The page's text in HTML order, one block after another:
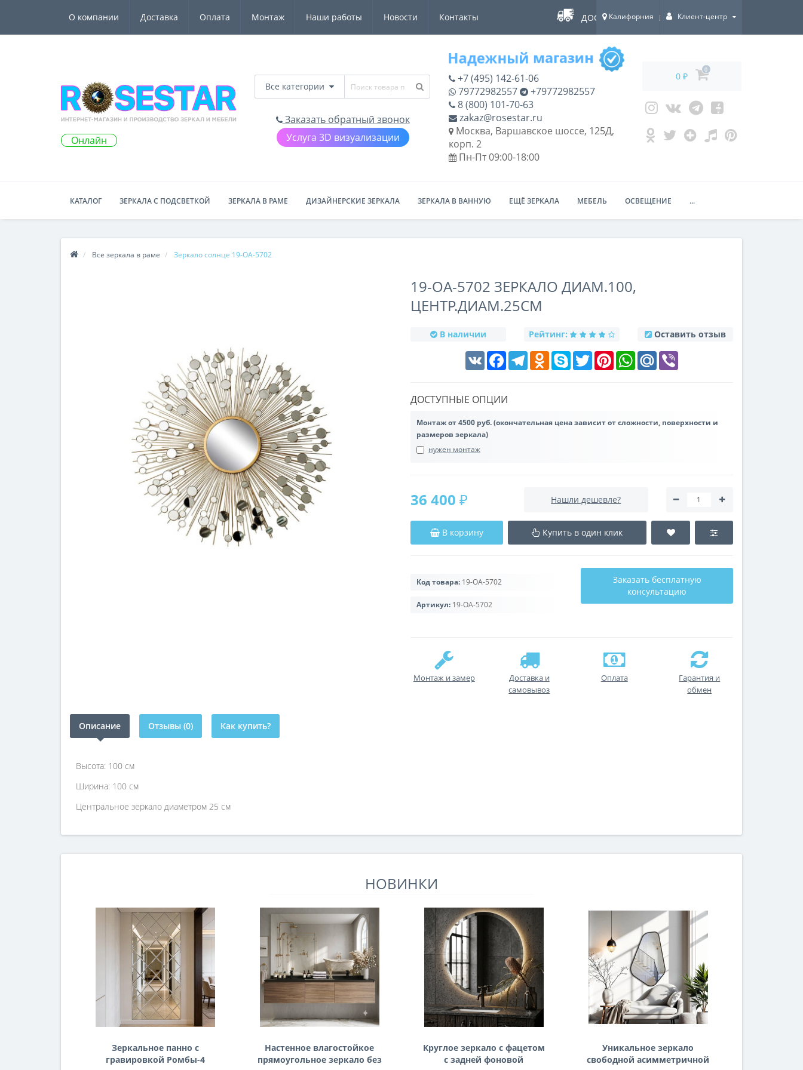
О компании Доставка Оплата Монтаж Наши работы Новости Контакты ДОСТАВКА ПО ВСЕЙ РОССИИ!
Калифорния Клиент-центр
Онлайн
Все категории
Заказать обратный звонок
Услуга 3D визуализации
+7 (495) 142-61-06
79772982557
+79772982557
8 (800) 101-70-63
zakaz@rosestar.ru
Москва, Варшавское шоссе, 125Д,
корп. 2
Пн-Пт 09:00-18:00
0 ₽
0
КАТАЛОГ ЗЕРКАЛА С ПОДСВЕТКОЙ ЗЕРКАЛА В РАМЕ ДИЗАЙНЕРСКИЕ ЗЕРКАЛА ЗЕРКАЛА В ВАННУЮ ЕЩЁ ЗЕРКАЛА МЕБЕЛЬ ОСВЕЩЕНИЕ ...
Все зеркала в раме Зеркало солнце 19-OA-5702
19-OA-5702 ЗЕРКАЛО ДИАМ.100,
ЦЕНТР.ДИАМ.25СМ
В наличии Рейтинг: Оставить отзыв
VK FacebookTelegramOdnoklassniki
Skype Twitter PinterestWhatsAppMail.Ru
ДОСТУПНЫЕ ОПЦИИ
Монтаж от 4500 руб. (окончательная цена зависит от сложности, поверхности и
размеров зеркала)
нужен монтаж
36 400 ₽ Нашли дешевле?
В корзину Купить в один клик
Код товара: 19-OA-5702
Артикул: 19-OA-5702
Заказать бесплатную
консультацию
Монтаж и замер
Доставка и
самовывоз
Оплата
Гарантия и
обмен
Описание Отзывы (0) Как купить?
Высота: 100 см
Ширина: 100 см
Центральное зеркало диаметром 25 см
НОВИНКИ
Зеркальное панно с
гравировкой Ромбы-4
Настенное влагостойкое
прямоугольное зеркало без
Круглое зеркало с фацетом
с задней фоновой
Уникальное зеркало
свободной асимметричной